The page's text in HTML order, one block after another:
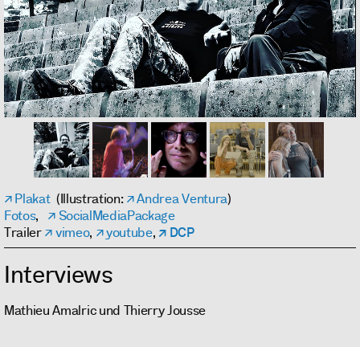
Plakat(Illustration: Andrea Ventura)
Fotos,
SocialMediaPackage
Trailer
vimeo, youtube, DCP
Interviews
Mathieu Amalric und Thierry Jousse